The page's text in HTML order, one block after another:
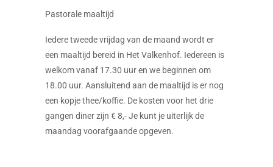
Pastorale maaltijd
Iedere tweede vrijdag van de maand wordt er
een maaltijd bereid in Het Valkenhof. Iedereen is
welkom vanaf 17.30 uur en we beginnen om
18.00 uur. Aansluitend aan de maaltijd is er nog
een kopje thee/koffie. De kosten voor het drie
gangen diner zijn € 8,- Je kunt je uiterlijk de
maandag voorafgaande opgeven.